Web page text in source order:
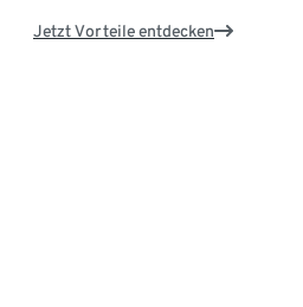
Jetzt Vorteile entdecken